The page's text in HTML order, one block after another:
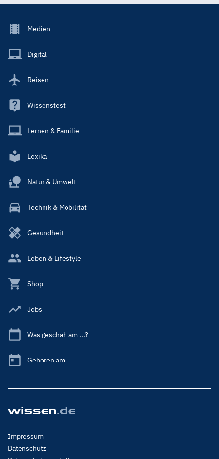
Footer
Main
Medien
Digital
Reisen
Wissenstest
Lernen & Familie
Lexika
Natur & Umwelt
Technik & Mobilität
Gesundheit
Leben & Lifestyle
Shop
Jobs
Was geschah am ...?
Geboren am ...
Footer
Menu
Impressum
Datenschutz